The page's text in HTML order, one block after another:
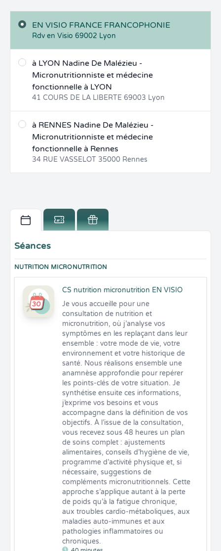
EN VISIO FRANCE FRANCOPHONIE
Rdv en Visio 69002 Lyon
à LYON Nadine De Malézieu -
Micronutritionniste et médecine
fonctionnelle à LYON
41 COURS DE LA LIBERTE 69003 Lyon
à RENNES Nadine De Malézieu -
Micronutritionniste et médecine
fonctionnelle à Rennes
34 RUE VASSELOT 35000 Rennes
Séances
NUTRITION MICRONUTRITION
CS nutrition micronutrition EN VISIO
Je vous accueille pour une
consultation de nutrition et
micronutrition, où j’analyse vos
symptômes en les replaçant dans leur
ensemble : votre mode de vie, votre
environnement et votre historique de
santé. Nous réalisons ensemble une
anamnèse approfondie pour repérer
les points-clés de votre situation. Je
synthétise ensuite ces informations,
j’exprime vos besoins et vous
accompagne dans la définition de vos
objectifs. À l’issue de la consultation,
vous recevez sous 48 heures un plan
de soins complet : ajustements
alimentaires, conseils d’hygiène de vie,
programme d’activité physique et, si
nécessaire, suggestions de
compléments micronutritionnels. Cette
approche s’applique autant à la perte
de poids qu’à la fatigue chronique,
aux troubles cardio-métaboliques, aux
maladies auto-immunes et aux
pathologies inflammatoires ou
chroniques.